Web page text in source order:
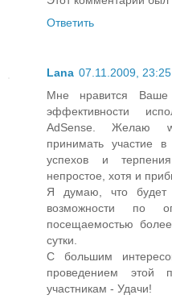
Ответить
Lana 07.11.2009, 23:25
Мне нравится
эффективности
AdSense. Желаю
принимать участие в
успехов и
непростое, хотя и
Я думаю, что будет
возможности по
посещаемостью
сутки.
С большим
проведением этой
участникам - Удачи!